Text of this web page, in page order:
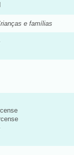
e famílias